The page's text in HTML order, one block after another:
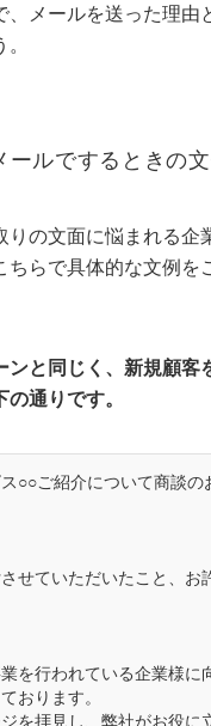
、メールを送った理由
ールでするときの文
りの文面に悩まれる企
ちらで具体的な文例を
ンと同じく、新規顧客
通りです。
○○ご紹介について商談の
せていただいたこと、お
を行われている企業様に
おります。
を拝見し、弊社がお役に